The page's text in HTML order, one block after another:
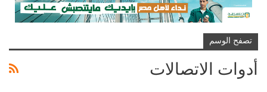
تصفح الوسم
أدوات الاتصالات